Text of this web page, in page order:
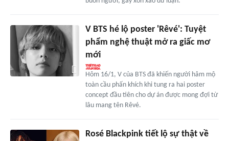
V BTS hé lộ poster 'Rêvé': Tuyệt
phẩm nghệ thuật mở ra giấc mơ
mới
Hôm 16/1, V của BTS đã khiến người hâm mộ
toàn cầu phấn khích khi tung ra hai poster
concept đầu tiên cho dự án được mong đợi từ
lâu mang tên Rêvé.
Rosé Blackpink tiết lộ sự thật về